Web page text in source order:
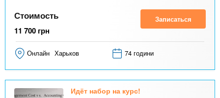
Стоимость
11 700 грн
Записаться
Онлайн Харьков 74 години
Идёт набор на курс!